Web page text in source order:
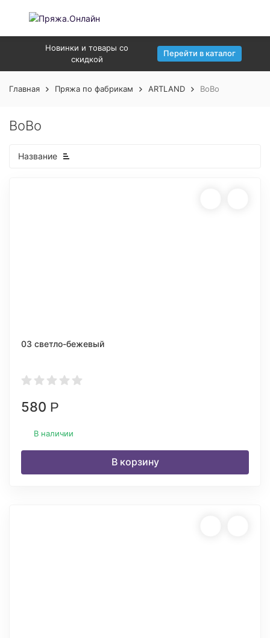
Новинки и товары со
скидкой
Перейти в каталог
Главная Пряжа по фабрикам ARTLAND BoBo
BoBo
Название
03 светло-бежевый
580 Р
В наличии
В корзину